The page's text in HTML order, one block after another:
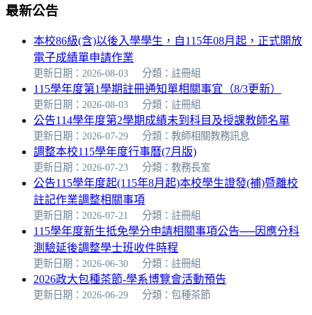
最新公告
本校86級(含)以後入學學生，自115年08月起，正式開放
電子成績單申請作業
更新日期：2026-08-03 分類：註冊組
115學年度第1學期註冊通知單相關事宜（8/3更新）
更新日期：2026-08-03 分類：註冊組
公告114學年度第2學期成績未到科目及授課教師名單
更新日期：2026-07-29 分類：教師相關教務訊息
調整本校115學年度行事曆(7月版)
更新日期：2026-07-23 分類：教務長室
公告115學年度起(115年8月起)本校學生證發(補)暨離校
註記作業調整相關事項
更新日期：2026-07-21 分類：註冊組
115學年度新生抵免學分申請相關事項公告──因應分科
測驗延後調整學士班收件時程
更新日期：2026-06-30 分類：註冊組
2026政大包種茶節-學系博覽會活動預告
更新日期：2026-06-29 分類：包種茶節